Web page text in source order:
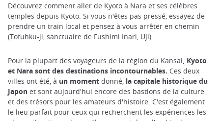
Découvrez comment aller de Kyoto à Nara et ses célèbres
temples depuis Kyoto. Si vous n'êtes pas pressé, essayez de
prendre un train local et pensez à vous arrêter en chemin
(Tofuhku-ji, sanctuaire de Fushimi Inari, Uji).
Pour la plupart des voyageurs de la région du Kansai, Kyoto
et Nara sont des destinations incontournables. Ces deux
villes ont été, à un moment donné, la capitale historique du
Japon et sont aujourd'hui encore des bastions de la culture
et des trésors pour les amateurs d'histoire. C'est également
le lieu parfait pour ceux qui recherchent les expériences les